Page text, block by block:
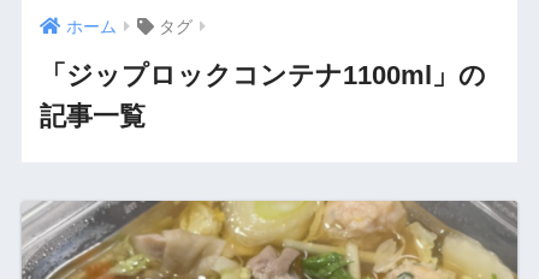
ホーム タグ
「ジップロックコンテナ1100ml」の
記事一覧